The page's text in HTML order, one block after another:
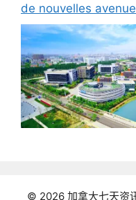
de nouvelles
© 2026 加拿大七天资